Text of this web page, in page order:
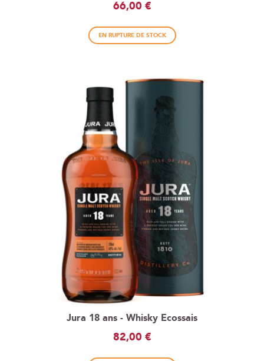
66,00 €
EN RUPTURE DE STOCK
Jura 18 ans - Whisky Ecossais
82,00 €